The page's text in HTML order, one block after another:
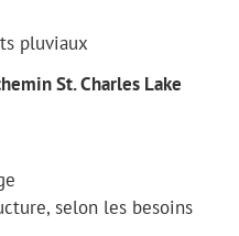
pluviaux
St. Charles Lake
selon les besoins